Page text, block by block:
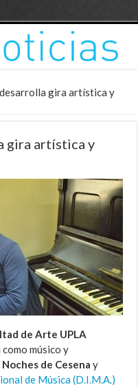
gira artística y
gira artística y
de Arte UPLA
músico y
de Cesena y
de Música (D.I.M.A.)